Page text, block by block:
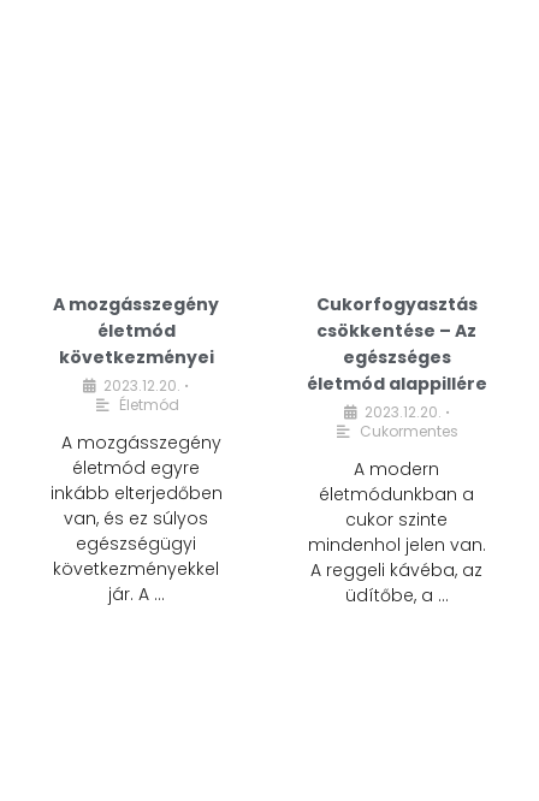
A mozgásszegény
életmód
következményei
2023.12.20. •
Életmód
A mozgásszegény
életmód egyre
inkább elterjedőben
van, és ez súlyos
egészségügyi
következményekkel
jár. A …
Cukorfogyasztás
csökkentése – Az
egészséges
életmód alappillére
2023.12.20. •
Cukormentes
A modern
életmódunkban a
cukor szinte
mindenhol jelen van.
A reggeli kávéba, az
üdítőbe, a …